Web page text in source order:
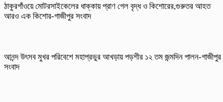
ঠাকুরগাঁওয়ে মোটরসাইকেলের ধাক্কায় প্রাণ গেল বৃদ্ধ ও কিশোরের,গুরুতর আহত
আরও এক কিশোর-গাজীপুর সংবাদ
আনন্দ উৎসব মুখর পরিবেশে মহাপ্রভুর আখড়ায় পড়শীর ১২ তম জন্মদিন পালন-গাজীপুর
সংবাদ